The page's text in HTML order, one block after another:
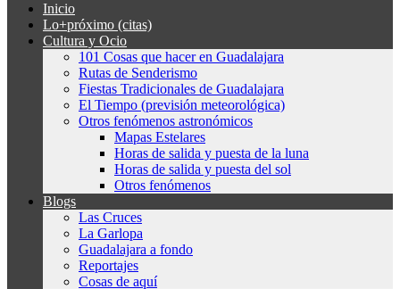
Inicio
Lo+próximo (citas)
Cultura y Ocio
101 Cosas que hacer en Guadalajara
Rutas de Senderismo
Fiestas Tradicionales de Guadalajara
El Tiempo (previsión meteorológica)
Otros fenómenos astronómicos
Mapas Estelares
Horas de salida y puesta de la luna
Horas de salida y puesta del sol
Otros fenómenos
Blogs
Las Cruces
La Garlopa
Guadalajara a fondo
Reportajes
Cosas de aquí